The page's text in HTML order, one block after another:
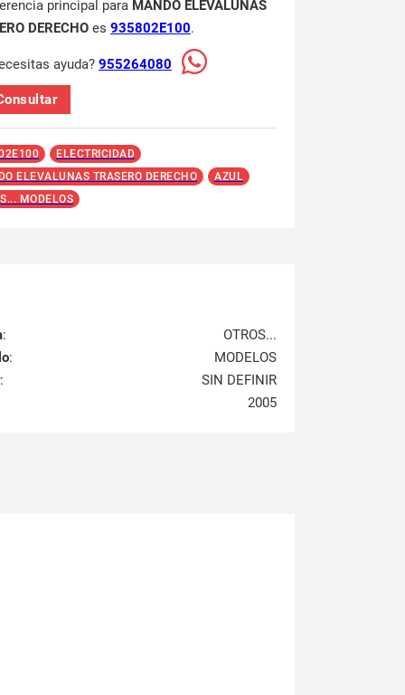
principal para MANDO ELEVALUNAS
DERECHO es 935802E100.
ayuda? 955264080
ELECTRICIDAD
ELEVALUNAS TRASERO DERECHO
AZUL
MODELOS
:
OTROS...
:
MODELOS
:
SIN DEFINIR
2005